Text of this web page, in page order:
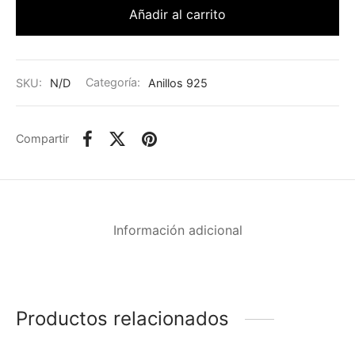
Añadir al carrito
SKU: N/D Categoría: Anillos 925
Compartir
Información adicional
Productos relacionados